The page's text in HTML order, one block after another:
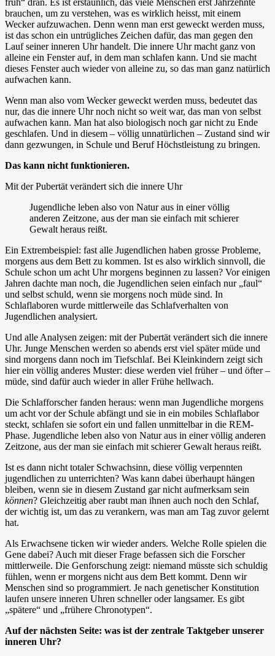
brauchen, um zu verstehen, was es wirklich heisst, mit einem
Wecker aufzuwachen. Denn wenn man erst geweckt werden muss,
ist das schon ein untrügliches Zeichen dafür, das man gegen den
Lauf seiner inneren Uhr handelt. Die innere Uhr macht ganz von
alleine ein Fenster auf, in dem man schlafen kann. Und sie macht
dieses Fenster auch wieder von alleine zu, so das man ganz natürlich
aufwachen kann.
Wenn man also vom Wecker geweckt werden muss, bedeutet das
nur, das die innere Uhr noch nicht so weit war, das man von selbst
aufwachen kann. Man hat also biologisch noch gar nicht zu Ende
geschlafen. Und in diesem – völlig unnatürlichen – Zustand sind wir
dann gezwungen, in Schule und Beruf Höchstleistung zu bringen.
Das kann nicht funktionieren.
Mit der Pubertät verändert sich die innere Uhr
Jugendliche leben also von Natur aus in einer völlig
anderen Zeitzone, aus der man sie einfach mit schierer
Gewalt heraus reißt.
Ein Extrembeispiel: fast alle Jugendlichen haben grosse Probleme,
morgens aus dem Bett zu kommen. Ist es also wirklich sinnvoll, die
Schule schon um acht Uhr morgens beginnen zu lassen? Vor einigen
Jahren dachte man noch, die Jugendlichen seien einfach nur „faul“
und selbst schuld, wenn sie morgens noch müde sind. In
Schlaflaboren wurde mittlerweile das Schlafverhalten von
Jugendlichen analysiert.
Und alle Analysen zeigen: mit der Pubertät verändert sich die innere
Uhr. Junge Menschen werden so abends erst viel später müde und
sind morgens dann noch im Tiefschlaf. Bei Kleinkindern zeigt sich
hier ein völlig anderes Muster: diese werden viel früher – und öfter –
müde, sind dafür auch wieder in aller Frühe hellwach.
Die Schlafforscher fanden heraus: wenn man Jugendliche morgens
um acht vor der Schule abfängt und sie in ein mobiles Schlaflabor
steckt, schlafen sie sofort ein und fallen unmittelbar in die REM-
Phase. Jugendliche leben also von Natur aus in einer völlig anderen
Zeitzone, aus der man sie einfach mit schierer Gewalt heraus reißt.
Ist es dann nicht totaler Schwachsinn, diese völlig verpennten
jugendlichen zu unterrichten? Was kann dabei überhaupt hängen
bleiben, wenn sie in diesem Zustand gar nicht aufmerksam sein
können? Gleichzeitig aber raubt man ihnen auch noch den Schlaf,
der wichtig ist, um das zu verankern, was man am Tag zuvor gelernt
hat.
Als Erwachsene ticken wir wieder anders. Welche Rolle spielen die
Gene dabei? Auch mit dieser Frage befassen sich die Forscher
mittlerweile. Die Genforschung zeigt: niemand müsste sich schuldig
fühlen, wenn er morgens nicht aus dem Bett kommt. Denn wir
Menschen sind so programmiert. Je nach genetischer Konstitution
laufen unsere inneren Uhren schneller oder langsamer. Es gibt
„spätere“ und „frühere Chronotypen“.
Auf der nächsten Seite: was ist der zentrale Taktgeber unserer
inneren Uhr?